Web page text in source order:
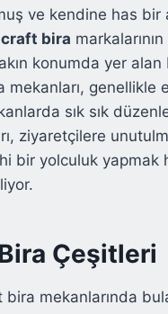
ve kendine has bir
craft bira
konumda yer
mekanları,
sık sık
ziyaretçilere
bir yolculuk yapmak
Çeşitleri
bira mekanlarında